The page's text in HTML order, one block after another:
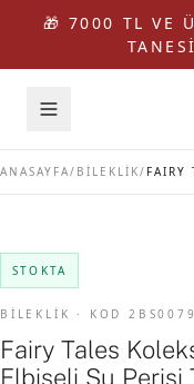
🎁 7000 TL VE
ANASAYFA/ BİLEKLİK/
STOKTA
BİLEKLİK · KOD
Fairy Tales
Elbiseli Su Perisi